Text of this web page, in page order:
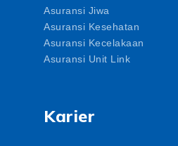
Asuransi Jiwa
Asuransi Kesehatan
Asuransi Kecelakaan
Asuransi Unit Link
Karier